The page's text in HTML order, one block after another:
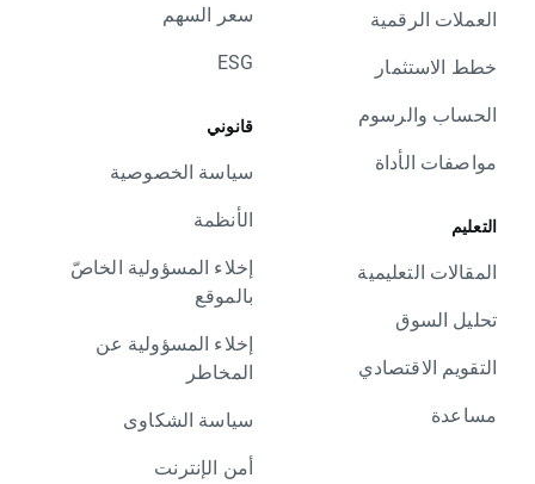
العملات الرقمية
خطط الاستثمار
الحساب والرسوم
مواصفات الأداة
التعليم
المقالات التعليمية
تحليل السوق
التقويم الاقتصادي
مساعدة
سعر السهم
ESG
قانوني
سياسة الخصوصية
الأنظمة
إخلاء المسؤولية الخاصّ
بالموقع
إخلاء المسؤولية عن
المخاطر
سياسة الشكاوى
أمن الإنترنت